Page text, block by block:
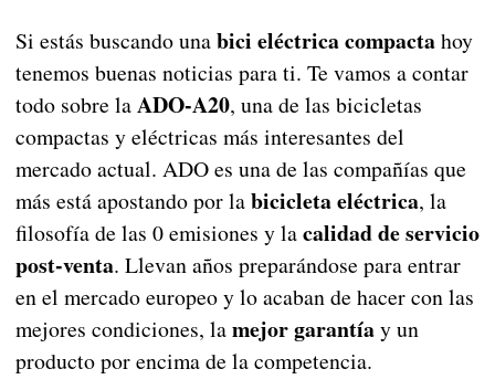
Si estás buscando unabici eléctrica compactahoy
tenemos buenas noticias para ti. Te vamos a contar
todo sobre laADO-A20, una de las bicicletas
compactas y eléctricas más interesantes del
mercado actual. ADO es una de las compañías que
más está apostando por labicicleta eléctrica, la
filosofía de las 0 emisiones y lacalidad de servicio
post-venta. Llevan años preparándose para entrar
en el mercado europeo y lo acaban de hacer con las
mejores condiciones, lamejor garantíay un
producto por encima de la competencia.